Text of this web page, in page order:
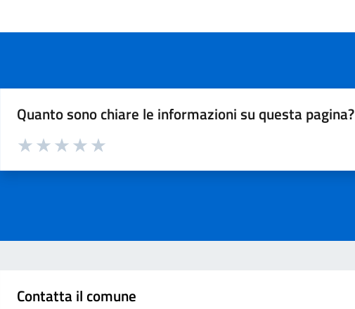
Quanto sono chiare le informazioni su questa pagina?
Contatta il comune